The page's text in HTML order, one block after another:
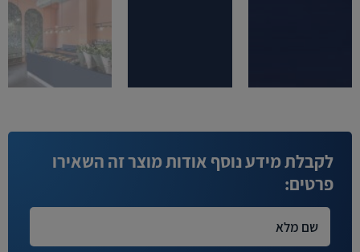
לקבלת מידע נוסף אודות מוצר זה השאירו
פרטים: